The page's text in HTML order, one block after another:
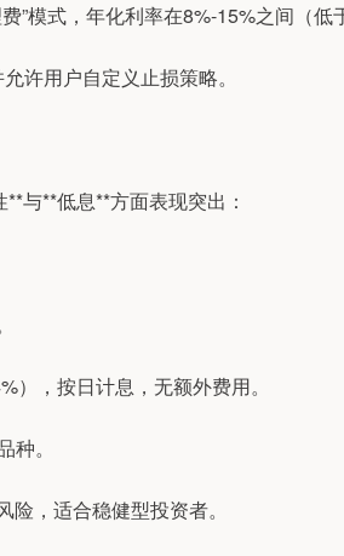
”模式，年化利率在8%-15%之间（低
许用户自定义止损策略。
与**低息**方面表现突出：
），按日计息，无额外费用。
。
，适合稳健型投资者。